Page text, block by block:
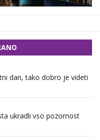
dan, tako dobro je videti
ukradli vso pozornost